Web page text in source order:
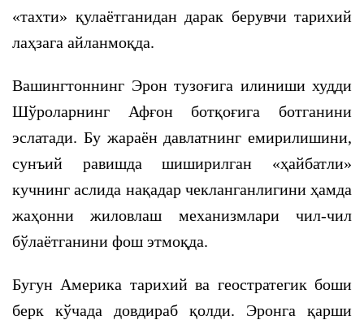
«тахти» қулаётганидан дарак берувчи тарихий
лаҳзага айланмоқда.
Вашингтоннинг Эрон тузоғига илиниши худди
Шўроларнинг Афғон ботқоғига ботганини
эслатади. Бу жараён давлатнинг емирилишини,
сунъий равишда шиширилган «ҳайбатли»
кучнинг аслида нақадар чекланганлигини ҳамда
жаҳонни жиловлаш механизмлари чил-чил
бўлаётганини фош этмоқда.
Бугун Америка тарихий ва геостратегик боши
берк кўчада довдираб қолди. Эронга қарши